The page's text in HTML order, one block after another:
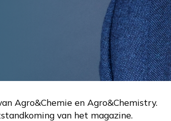
Agro&Chemie en Agro&Chemistry.
van het magazine.